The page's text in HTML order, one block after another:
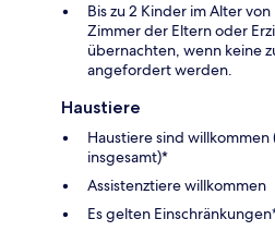
Bis zu 2 Kinder im Alter
Zimmer der Eltern oder
übernachten, wenn keine
angefordert werden.
Haustiere
Haustiere sind willkommen
insgesamt)*
Assistenztiere willkommen
Es gelten